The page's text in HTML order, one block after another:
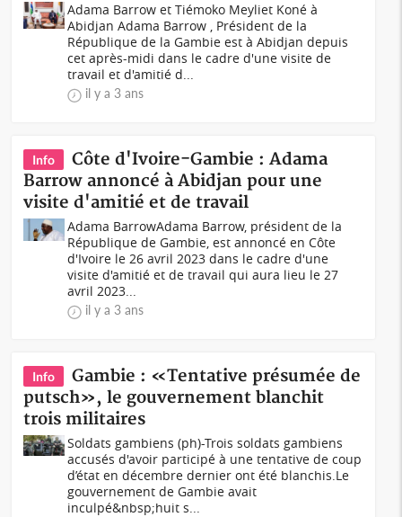
Adama Barrow et Tiémoko Meyliet Koné à
Abidjan Adama Barrow , Président de la
République de la Gambie est à Abidjan depuis
cet après-midi dans le cadre d'une visite de
travail et d'amitié d...
il y a 3 ans
Info
Côte d'Ivoire-Gambie : Adama
Barrow annoncé à Abidjan pour une
visite d'amitié et de travail
Adama BarrowAdama Barrow, président de la
République de Gambie, est annoncé en Côte
d'Ivoire le 26 avril 2023 dans le cadre d'une
visite d'amitié et de travail qui aura lieu le 27
avril 2023...
il y a 3 ans
Info
Gambie : «Tentative présumée de
putsch», le gouvernement blanchit
trois militaires
Soldats gambiens (ph)-Trois soldats gambiens
accusés d'avoir participé à une tentative de coup
d’état en décembre dernier ont été blanchis.Le
gouvernement de Gambie avait
inculpé&nbsp;huit s...